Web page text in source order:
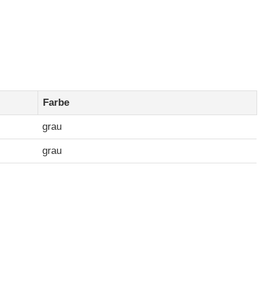
Farbe
grau
grau